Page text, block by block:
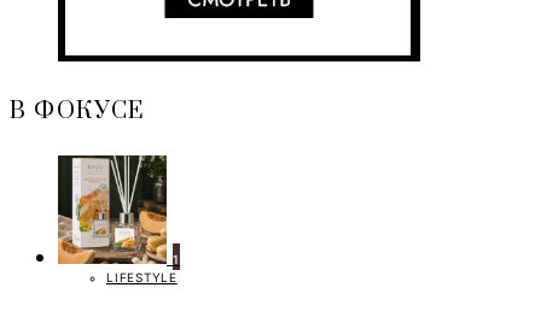
В ФОКУСЕ
1
LIFESTYLE